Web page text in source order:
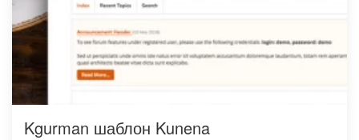
Kgurman шаблон Kunena